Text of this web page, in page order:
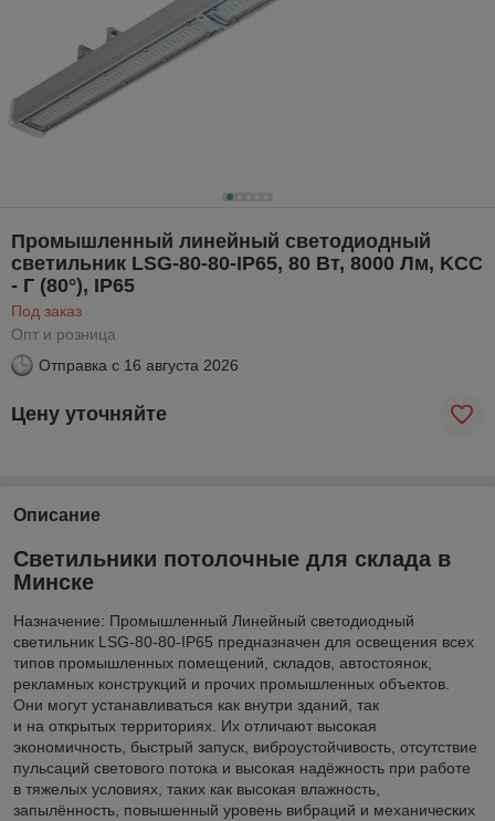
Промышленный линейный светодиодный
светильник LSG-80-80-IP65, 80 Вт, 8000 Лм, KCC
- Г (80°), IP65
Под заказ
Опт и розница
Отправка с 16 августа 2026
Цену уточняйте
Описание
Светильники потолочные для склада в
Минске
Назначение: Промышленный Линейный светодиодный
светильник LSG-80-80-IP65 предназначен для освещения всех
типов промышленных помещений, складов, автостоянок,
рекламных конструкций и прочих промышленных объектов.
Они могут устанавливаться как внутри зданий, так
и на открытых территориях. Их отличают высокая
экономичность, быстрый запуск, виброустойчивость, отсутствие
пульсаций светового потока и высокая надёжность при работе
в тяжелых условиях, таких как высокая влажность,
запылённость, повышенный уровень вибраций и механических